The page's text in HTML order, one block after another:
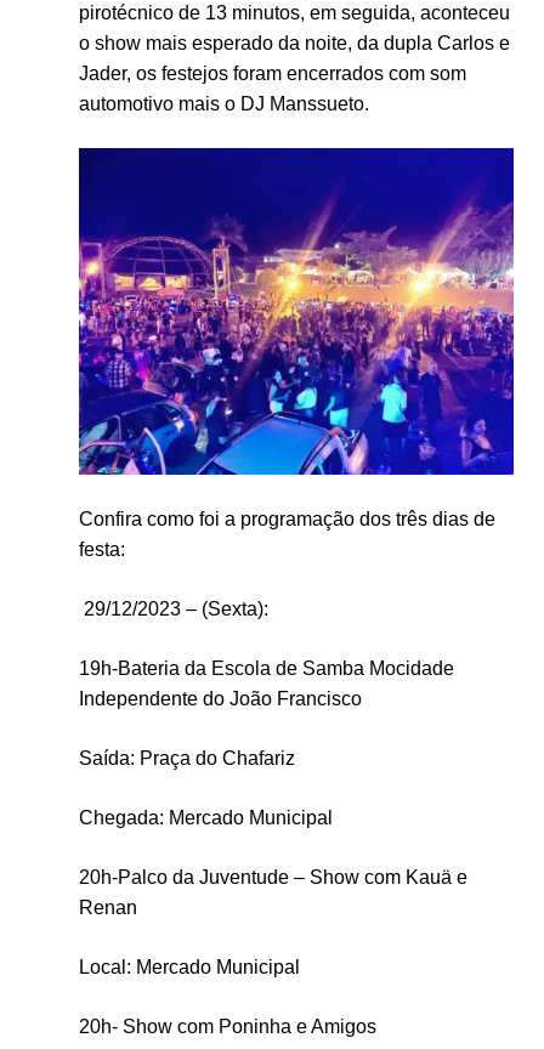
pirotécnico de 13 minutos, em seguida, aconteceu
o show mais esperado da noite, da dupla Carlos e
Jader, os festejos foram encerrados com som
automotivo mais o DJ Manssueto.
Confira como foi a programação dos três dias de
festa:
29/12/2023 – (Sexta):
19h-Bateria da Escola de Samba Mocidade
Independente do João Francisco
Saída: Praça do Chafariz
Chegada: Mercado Municipal
20h-Palco da Juventude – Show com Kauä e
Renan
Local: Mercado Municipal
20h- Show com Poninha e Amigos